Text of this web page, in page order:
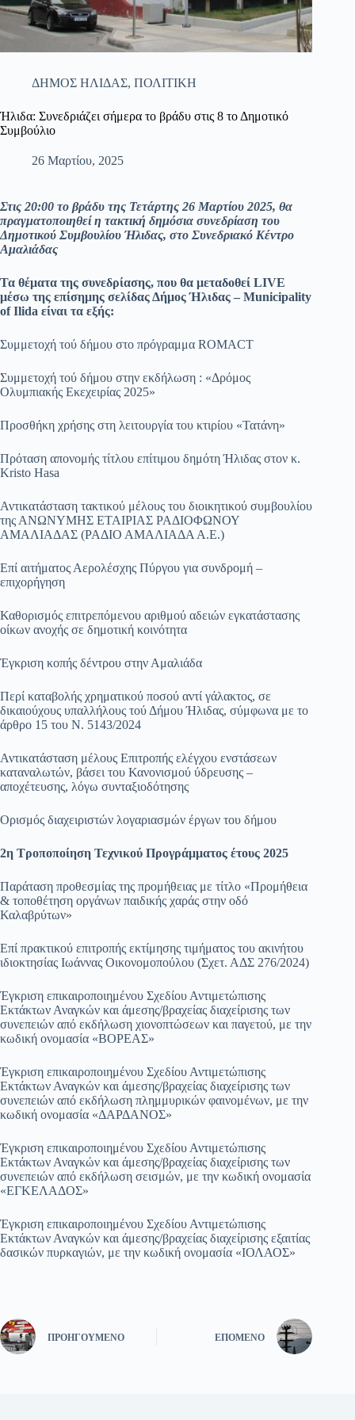
ΔΗΜΟΣ ΗΛΙΔΑΣ, ΠΟΛΙΤΙΚΗ
Ήλιδα: Συνεδριάζει σήμερα το βράδυ στις 8 το Δημοτικό
Συμβούλιο
26 Μαρτίου, 2025
Στις 20:00 το βράδυ της Τετάρτης 26 Μαρτίου 2025, θα
πραγματοποιηθεί η τακτική δημόσια συνεδρίαση του
Δημοτικού Συμβουλίου Ήλιδας, στο Συνεδριακό Κέντρο
Αμαλιάδας
Τα θέματα της συνεδρίασης, που θα μεταδοθεί LIVE
μέσω της επίσημης σελίδας Δήμος Ήλιδας – Municipality
of Ilida είναι τα εξής:
Συμμετοχή τού δήμου στο πρόγραμμα ROMACT
Συμμετοχή τού δήμου στην εκδήλωση : «Δρόμος
Ολυμπιακής Εκεχειρίας 2025»
Προσθήκη χρήσης στη λειτουργία του κτιρίου «Τατάνη»
Πρόταση απονομής τίτλου επίτιμου δημότη Ήλιδας στον κ.
Kristo Hasa
Αντικατάσταση τακτικού μέλους του διοικητικού συμβουλίου
της ΑΝΩΝΥΜΗΣ ΕΤΑΙΡΙΑΣ ΡΑΔΙΟΦΩΝΟΥ
ΑΜΑΛΙΑΔΑΣ (ΡΑΔΙΟ ΑΜΑΛΙΑΔΑ Α.Ε.)
Επί αιτήματος Αερολέσχης Πύργου για συνδρομή –
επιχορήγηση
Καθορισμός επιτρεπόμενου αριθμού αδειών εγκατάστασης
οίκων ανοχής σε δημοτική κοινότητα
Έγκριση κοπής δέντρου στην Αμαλιάδα
Περί καταβολής χρηματικού ποσού αντί γάλακτος, σε
δικαιούχους υπαλλήλους τού Δήμου Ήλιδας, σύμφωνα με το
άρθρο 15 του Ν. 5143/2024
Αντικατάσταση μέλους Επιτροπής ελέγχου ενστάσεων
καταναλωτών, βάσει του Κανονισμού ύδρευσης –
αποχέτευσης, λόγω συνταξιοδότησης
Ορισμός διαχειριστών λογαριασμών έργων του δήμου
2η Τροποποίηση Τεχνικού Προγράμματος έτους 2025
Παράταση προθεσμίας της προμήθειας με τίτλο «Προμήθεια
& τοποθέτηση οργάνων παιδικής χαράς στην οδό
Καλαβρύτων»
Επί πρακτικού επιτροπής εκτίμησης τιμήματος του ακινήτου
ιδιοκτησίας Ιωάννας Οικονομοπούλου (Σχετ. ΑΔΣ 276/2024)
Έγκριση επικαιροποιημένου Σχεδίου Αντιμετώπισης
Εκτάκτων Αναγκών και άμεσης/βραχείας διαχείρισης των
συνεπειών από εκδήλωση χιονοπτώσεων και παγετού, με την
κωδική ονομασία «ΒΟΡΕΑΣ»
Έγκριση επικαιροποιημένου Σχεδίου Αντιμετώπισης
Εκτάκτων Αναγκών και άμεσης/βραχείας διαχείρισης των
συνεπειών από εκδήλωση πλημμυρικών φαινομένων, με την
κωδική ονομασία «ΔΑΡΔΑΝΟΣ»
Έγκριση επικαιροποιημένου Σχεδίου Αντιμετώπισης
Εκτάκτων Αναγκών και άμεσης/βραχείας διαχείρισης των
συνεπειών από εκδήλωση σεισμών, με την κωδική ονομασία
«ΕΓΚΕΛΑΔΟΣ»
Έγκριση επικαιροποιημένου Σχεδίου Αντιμετώπισης
Εκτάκτων Αναγκών και άμεσης/βραχείας διαχείρισης εξαιτίας
δασικών πυρκαγιών, με την κωδική ονομασία «ΙΟΛΑΟΣ»
ΠΡΟΗΓΟΎΜΕΝΟ ΕΠΌΜΕΝΟ